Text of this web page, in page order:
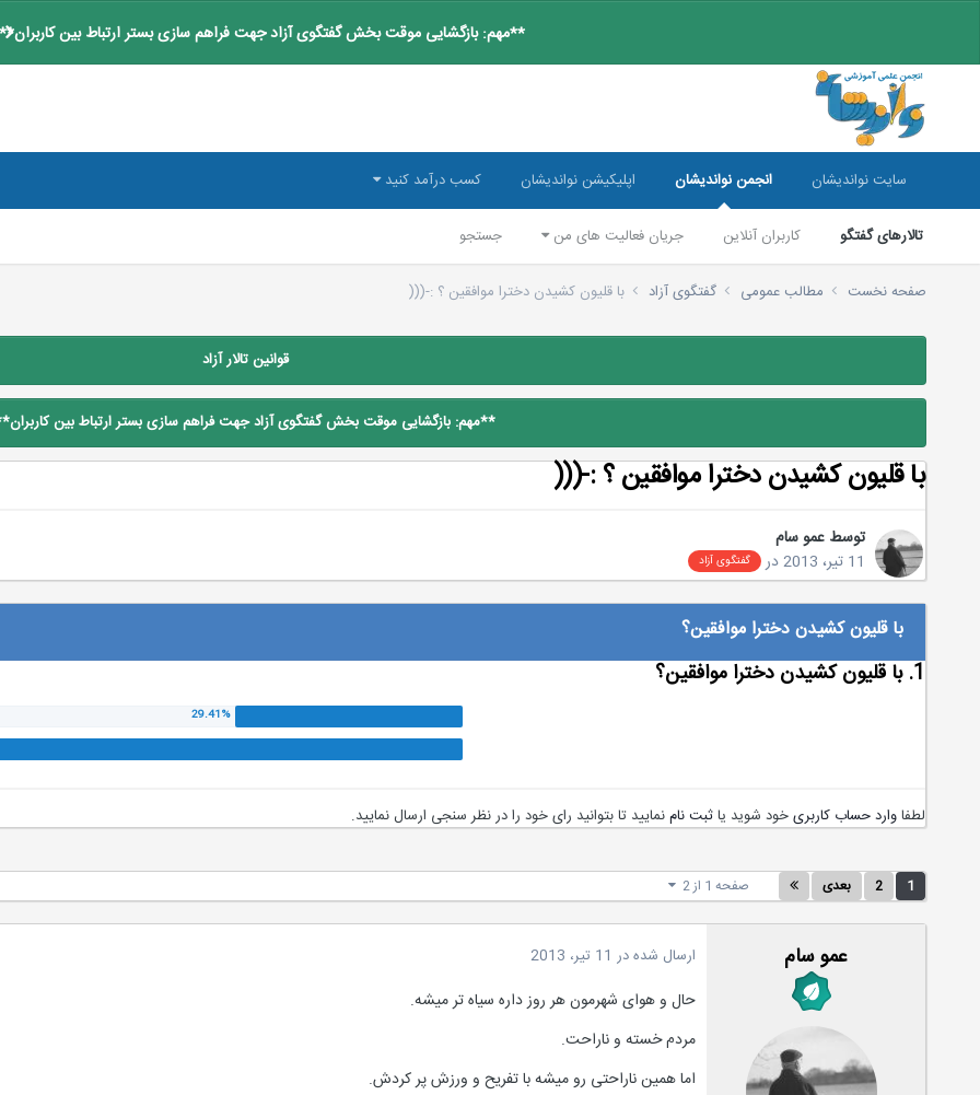
**مهم: بازگشایی موقت بخش گفتگوی آزاد جهت فراهم سازی بستر ارتباط بین کاربران**
سایت نواندیشان انجمن نواندیشان
تالارهای گفتگو کاربران آنلاین جریان فعالیت های من جستجو
اپلیکیشن نواندیشان کسب درآمد کنید
صفحه نخست مطالب عمومی گفتگوی آزاد با قلیون کشیدن دخترا موافقین ؟ :-(((
قوانین تالار آزاد
**مهم: بازگشایی موقت بخش گفتگوی آزاد جهت فراهم سازی بستر ارتباط بین
با قلیون کشیدن دخترا موافقین ؟ :-(((
توسط عمو سام
11 تیر، 2013
در گفتگوی آزاد
با قلیون کشیدن دخترا موافقین؟
1. با قلیون کشیدن دخترا موافقین؟
لطفاوارد حساب کاربریخود شوید یاثبت نامنمایید تا بتوانید رای خود را در نظر سنجی ارسال نمایید.
1
2 بعدی صفحه 1 از 2
عمو سام ارسال شده در 11 تیر، 2013
حال و هوای شهرمون هر روز داره سیاه تر میشه.
مردم خسته و ناراحت.
اما همین ناراحتی رو میشه با تفریح و ورزش پر کردش.